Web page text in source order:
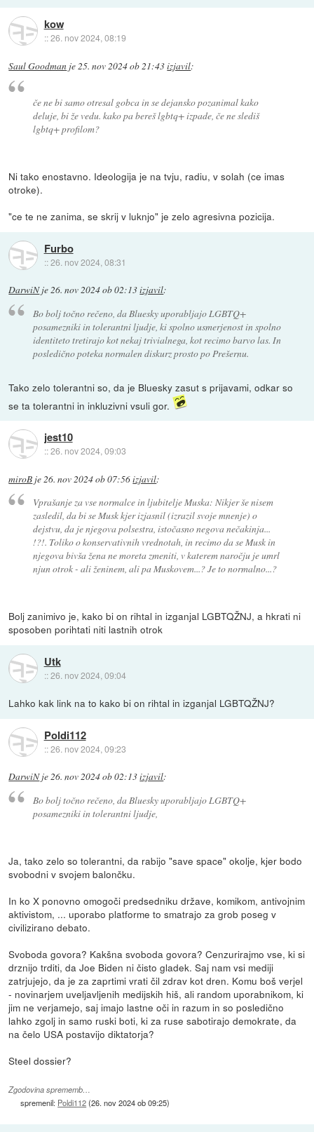
kow
::26. nov 2024, 08:19
Saul Goodman je25. nov 2024 ob 21:43izjavil:
če ne bi samo otresal gobca in se dejansko pozanimal kako
deluje, bi že vedu. kako pa bereš lgbtq+ izpade, če ne slediš
lgbtq+ profilom?
Ni tako enostavno. Ideologija je na tvju, radiu, v solah (ce imas
otroke).
"ce te ne zanima, se skrij v luknjo" je zelo agresivna pozicija.
Furbo
::26. nov 2024, 08:31
DarwiNje26. nov 2024 ob 02:13izjavil:
Bo bolj točno rečeno, da Bluesky uporabljajo LGBTQ+
posamezniki in tolerantni ljudje, ki spolno usmerjenost in spolno
identiteto tretirajo kot nekaj trivialnega, kot recimo barvo las. In
posledično poteka normalen diskurz prosto po Prešernu.
Tako zelo tolerantni so, da je Bluesky zasut s prijavami, odkar so
se ta tolerantni in inkluzivni vsuli gor.
jest10
::26. nov 2024, 09:03
miroB je26. nov 2024 ob 07:56izjavil:
Vprašanje za vse normalce in ljubitelje Muska: Nikjer še nisem
zasledil, da bi se Musk kjer izjasnil (izrazil svoje mnenje) o
dejstvu, da je njegova polsestra, istočasno negova nečakinja...
!?!. Toliko o konservativnih vrednotah, in recimo da se Musk in
njegova bivša žena ne moreta zmeniti, v katerem naročju je umrl
njun otrok - ali ženinem, ali pa Muskovem...? Je to normalno...?
Bolj zanimivo je, kako bi on rihtal in izganjal LGBTQŽNJ, a hkrati ni
sposoben porihtati niti lastnih otrok
Utk
::26. nov 2024, 09:04
Lahko kak link na to kako bi on rihtal in izganjal LGBTQŽNJ?
Poldi112
::26. nov 2024, 09:23
DarwiNje26. nov 2024 ob 02:13izjavil:
Bo bolj točno rečeno, da Bluesky uporabljajo LGBTQ+
posamezniki in tolerantni ljudje,
Ja, tako zelo so tolerantni, da rabijo "save space" okolje, kjer bodo
svobodni v svojem balončku.
In ko X ponovno omogoči predsedniku države, komikom, antivojnim
aktivistom, ... uporabo platforme to smatrajo za grob poseg v
civilizirano debato.
Svoboda govora? Kakšna svoboda govora? Cenzurirajmo vse, ki si
drznijo trditi, da Joe Biden ni čisto gladek. Saj nam vsi mediji
zatrjujejo, da je za zaprtimi vrati čil zdrav kot dren. Komu boš verjel
- novinarjem uveljavljenih medijskih hiš, ali random uporabnikom, ki
jim ne verjamejo, saj imajo lastne oči in razum in so posledično
lahko zgolj in samo ruski boti, ki za ruse sabotirajo demokrate, da
na čelo USA postavijo diktatorja?
Steel dossier?
Zgodovina sprememb…
spremenil: Poldi112(26. nov 2024 ob 09:25)